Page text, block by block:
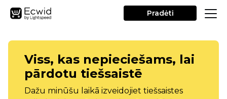
Pradėti
Viss, kas nepieciešams, lai
pārdotu tiešsaistē
Dažu minūšu laikā izveidojiet tiešsaistes